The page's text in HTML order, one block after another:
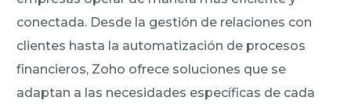
conectada. Desde la gestión de relaciones con
clientes hasta la automatización de procesos
financieros, Zoho ofrece soluciones que se
adaptan a las necesidades específicas de cada